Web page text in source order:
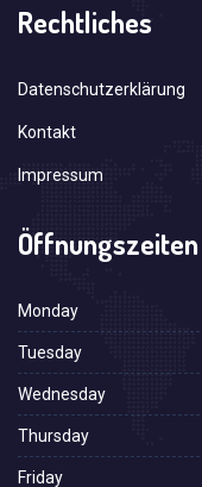
Rechtliches
Datenschutzerklärung
Kontakt
Impressum
Öffnungszeiten
Monday
Tuesday
Wednesday
Thursday
Friday